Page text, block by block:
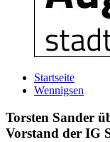
Startseite
Wennigsen
Torsten Sander
Vorstand der IG